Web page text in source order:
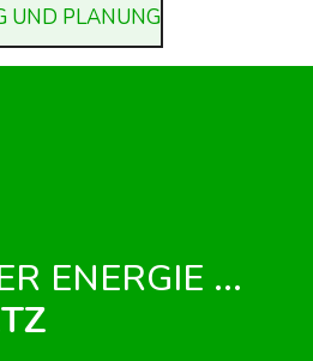
UND PLANUNG
ENERGIE ...